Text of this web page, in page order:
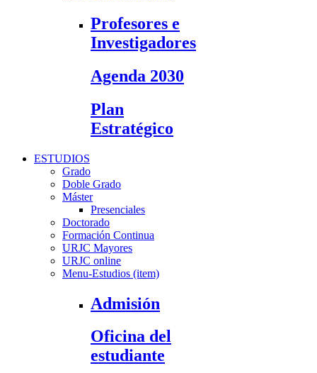
Profesores e
Investigadores
Agenda 2030
Plan
Estratégico
ESTUDIOS
Grado
Doble Grado
Máster
Presenciales
Doctorado
Formación Continua
URJC Mayores
URJC online
Menu-Estudios (item)
Admisión
Oficina del
estudiante